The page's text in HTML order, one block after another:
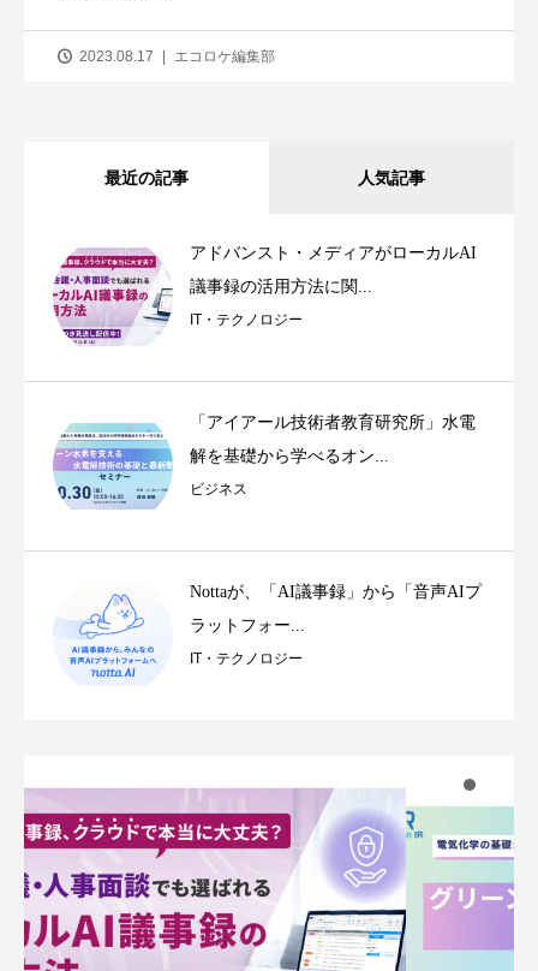
2023.08.17 エコロケ編集部
最近の記事 人気記事
アドバンスト・メディアがローカルAI
議事録の活用方法に関...
IT・テクノロジー
「アイアール技術者教育研究所」水電
解を基礎から学べるオン...
ビジネス
Nottaが、「AI議事録」から「音声AIプ
ラットフォー...
IT・テクノロジー